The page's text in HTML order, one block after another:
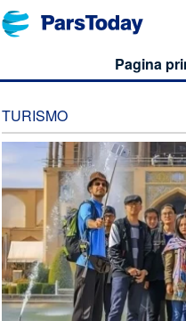
Pagina
TURISMO